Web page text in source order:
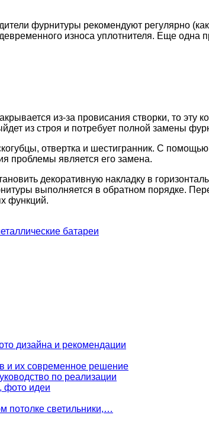
фурнитуры рекомендуют регулярно
износа уплотнителя. Еще одна
из-за провисания створки, то эту
из строя и потребует полной замены
отвертка и шестигранник. С
проблемы является его замена.
декоративную накладку в
выполняется в обратном порядке.
функций.
батареи
дизайна и рекомендации
и их современное решение
по реализации
фото идеи
потолке светильники,…